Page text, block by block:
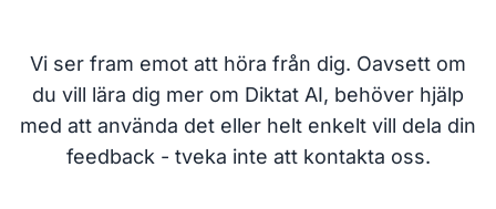
Vi ser fram emot att höra från dig. Oavsett om
du vill lära dig mer om Diktat AI, behöver hjälp
med att använda det eller helt enkelt vill dela din
feedback - tveka inte att kontakta oss.